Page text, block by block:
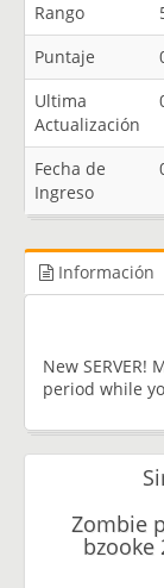
Rango
Puntaje
Ultima
Actualización
Fecha de
Ingreso
Información
New SERVER!
period while
Zombie
bzooke